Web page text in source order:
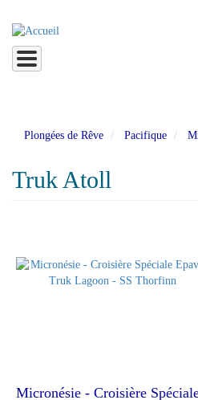
Aller
contenu
principal
Plongées de Rêve Pacifique
Truk Atoll
Micronésie - Croisière